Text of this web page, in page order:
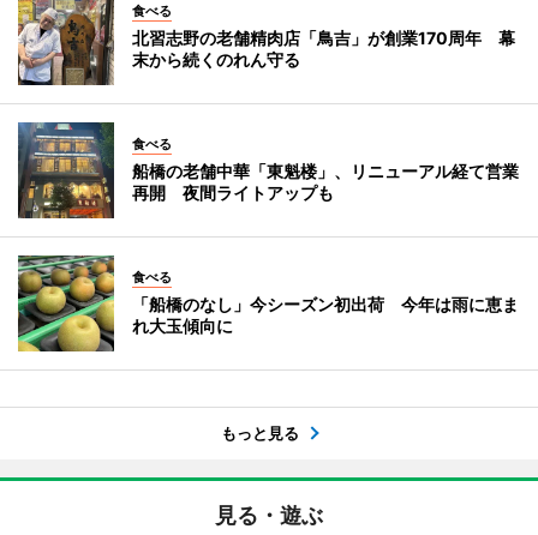
食べる
北習志野の老舗精肉店「鳥吉」が創業170周年 幕
末から続くのれん守る
食べる
船橋の老舗中華「東魁楼」、リニューアル経て営業
再開 夜間ライトアップも
食べる
「船橋のなし」今シーズン初出荷 今年は雨に恵ま
れ大玉傾向に
もっと見る
見る・遊ぶ